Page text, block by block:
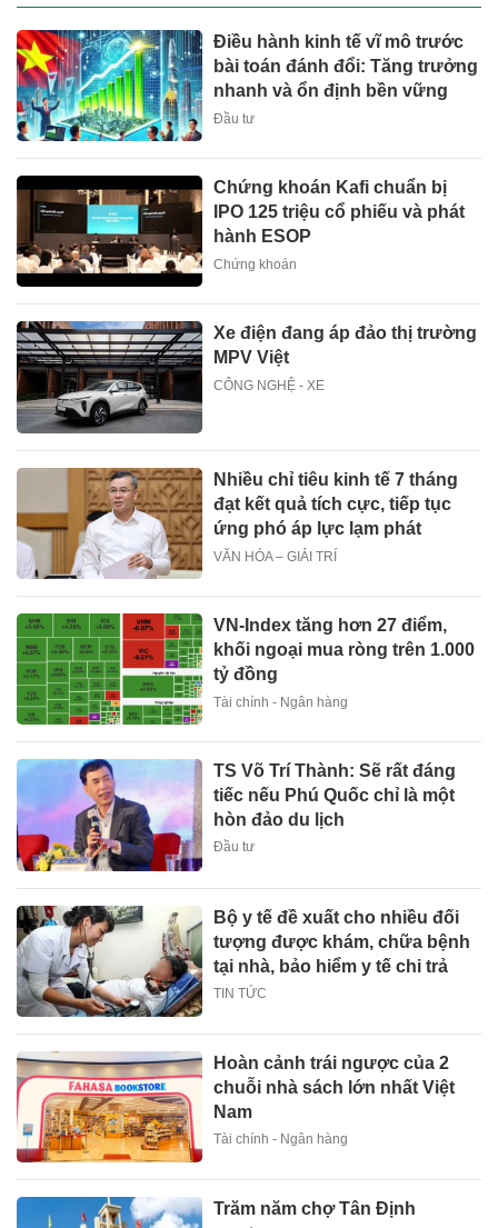
Điều hành kinh tế vĩ mô trước
bài toán đánh đổi: Tăng trưởng
nhanh và ổn định bền vững
Đầu tư
Chứng khoán Kafi chuẩn bị
IPO 125 triệu cổ phiếu và phát
hành ESOP
Chứng khoán
Xe điện đang áp đảo thị trường
MPV Việt
CÔNG NGHỆ - XE
Nhiều chỉ tiêu kinh tế 7 tháng
đạt kết quả tích cực, tiếp tục
ứng phó áp lực lạm phát
VĂN HÓA – GIẢI TRÍ
VN-Index tăng hơn 27 điểm,
khối ngoại mua ròng trên 1.000
tỷ đồng
Tài chính - Ngân hàng
TS Võ Trí Thành: Sẽ rất đáng
tiếc nếu Phú Quốc chỉ là một
hòn đảo du lịch
Đầu tư
Bộ y tế đề xuất cho nhiều đối
tượng được khám, chữa bệnh
tại nhà, bảo hiểm y tế chi trả
TIN TỨC
Hoàn cảnh trái ngược của 2
chuỗi nhà sách lớn nhất Việt
Nam
Tài chính - Ngân hàng
Trăm năm chợ Tân Định